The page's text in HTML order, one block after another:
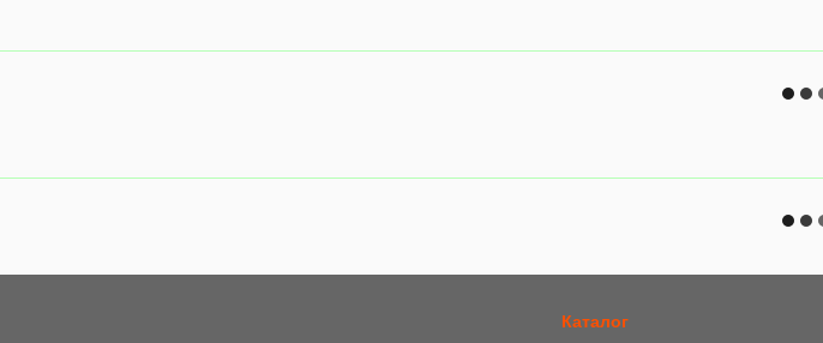
Каталог